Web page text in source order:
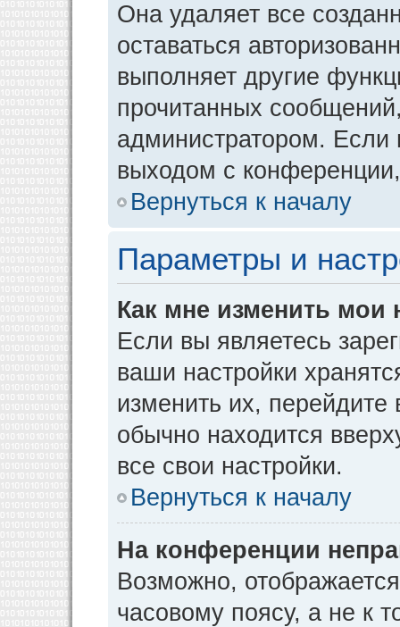
Она удаляет все
оставаться
выполняет другие
прочитанных
администратором. Если
выходом с
Вернуться к началу
Параметры и
Как мне изменить мои
Если вы являетесь
ваши настройки
изменить их, перейдите
обычно находится
все свои настройки.
Вернуться к началу
На конференции
Возможно,
часовому поясу, а не к